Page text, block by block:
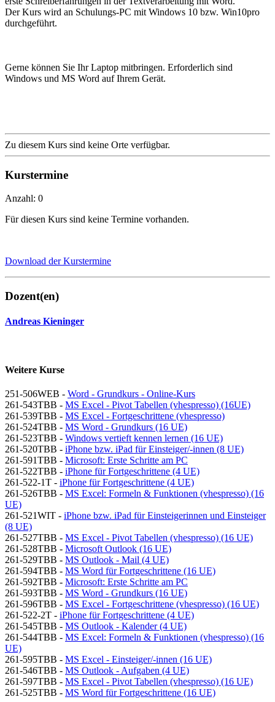
Der Kurs wird an Schulungs-PC mit Windows 10 bzw. Win10pro
durchgeführt.
Gerne können Sie Ihr Laptop mitbringen. Erforderlich sind
Windows und MS Word auf Ihrem Gerät.
Zu diesem Kurs sind keine Orte verfügbar.
Kurstermine
Anzahl: 0
Für diesen Kurs sind keine Termine vorhanden.
Download der Kurstermine
Dozent(en)
Andreas Kieninger
Weitere Kurse
251-506WEB - Word - Grundkurs - Online-Kurs
261-543TBB - MS Excel - Pivot Tabellen (vhespresso) (16UE)
261-539TBB - MS Excel - Fortgeschrittene (vhespresso)
261-524TBB - MS Word - Grundkurs (16 UE)
261-523TBB - Windows vertieft kennen lernen (16 UE)
261-520TBB - iPhone bzw. iPad für Einsteiger/-innen (8 UE)
261-591TBB - Microsoft: Erste Schritte am PC
261-522TBB - iPhone für Fortgeschrittene (4 UE)
261-522-1T - iPhone für Fortgeschrittene (4 UE)
261-526TBB - MS Excel: Formeln & Funktionen (vhespresso) (16
UE)
261-521WIT - iPhone bzw. iPad für Einsteigerinnen und Einsteiger
(8 UE)
261-527TBB - MS Excel - Pivot Tabellen (vhespresso) (16 UE)
261-528TBB - Microsoft Outlook (16 UE)
261-529TBB - MS Outlook - Mail (4 UE)
261-594TBB - MS Word für Fortgeschrittene (16 UE)
261-592TBB - Microsoft: Erste Schritte am PC
261-593TBB - MS Word - Grundkurs (16 UE)
261-596TBB - MS Excel - Fortgeschrittene (vhespresso) (16 UE)
261-522-2T - iPhone für Fortgeschrittene (4 UE)
261-545TBB - MS Outlook - Kalender (4 UE)
261-544TBB - MS Excel: Formeln & Funktionen (vhespresso) (16
UE)
261-595TBB - MS Excel - Einsteiger/-innen (16 UE)
261-546TBB - MS Outlook - Aufgaben (4 UE)
261-597TBB - MS Excel - Pivot Tabellen (vhespresso) (16 UE)
261-525TBB - MS Word für Fortgeschrittene (16 UE)